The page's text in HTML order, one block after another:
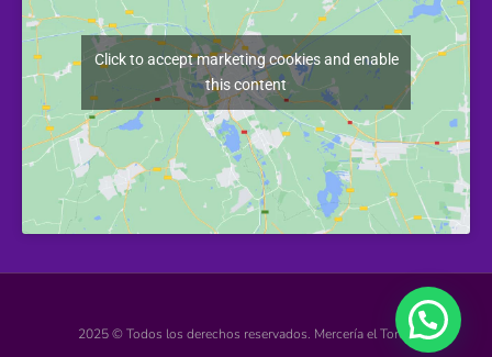
Click to accept marketing cookies and enable
this content
2025 © Todos los derechos reservados. Mercería el Torcal